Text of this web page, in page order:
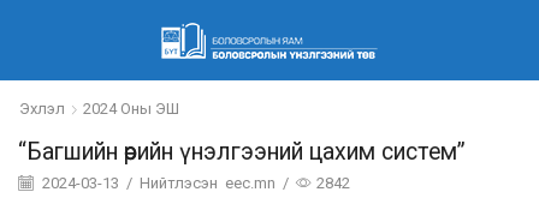
Эхлэл 2024 Оны ЭШ
“Багшийн өөрийн үнэлгээний цахим систем”
2024-03-13 / Нийтлэсэн eec.mn / 2842